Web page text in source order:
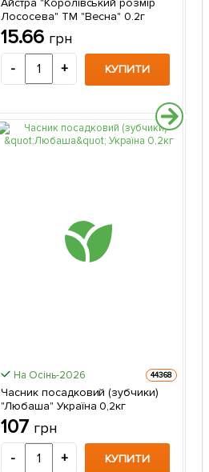
Айстра "Королівський розмір
Лососева" ТМ "Весна" 0.2г
15.66 грн
- + КУПИТИ
На Осінь-2026 44368
Часник посадковий (зубчики)
"Любаша" Україна 0,2кг
107 грн
- + КУПИТИ